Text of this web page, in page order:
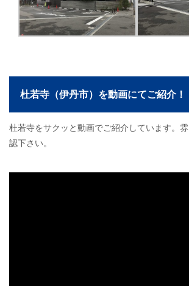
杜若寺（伊丹市）を動画にてご紹介！
杜若寺をサクッと動画でご紹介しています。
認下さい。